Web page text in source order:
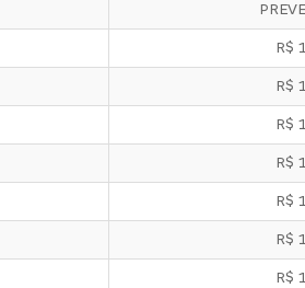
R$
R$
R$
R$
R$
R$
R$